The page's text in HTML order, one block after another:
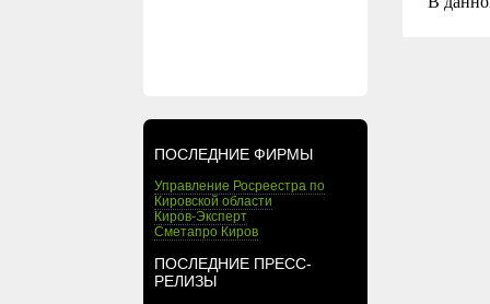
ПОСЛЕДНИЕ ФИРМЫ
Управление Росреестра по
Кировской области
Киров-Эксперт
Сметапро Киров
ПОСЛЕДНИЕ ПРЕСС-
РЕЛИЗЫ